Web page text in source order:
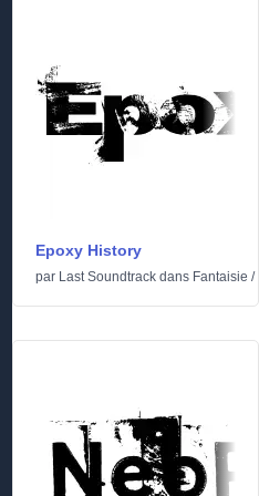
Epoxy History
par Last Soundtrack dans Fantaisie /